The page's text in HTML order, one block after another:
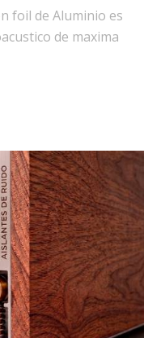
foil de Aluminio es
de maxima